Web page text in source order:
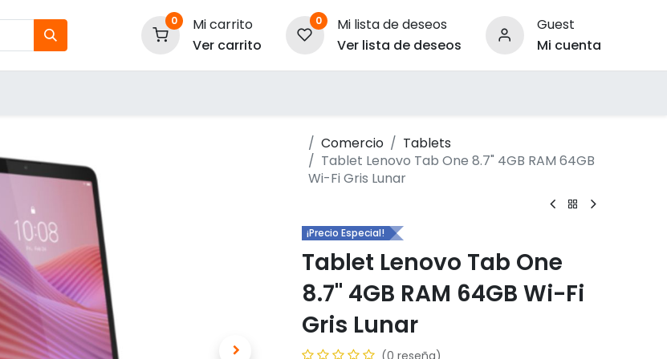
0
Mi carrito
Ver carrito
0
Mi lista de deseos
Ver lista de deseos
Guest
Mi cuenta
Comercio
Tablets
Tablet Lenovo Tab One 8.7" 4GB RAM 64GB
Wi-Fi Gris Lunar
¡Precio Especial!
Tablet Lenovo Tab One
8.7" 4GB RAM 64GB Wi-Fi
Gris Lunar
(0 reseña)